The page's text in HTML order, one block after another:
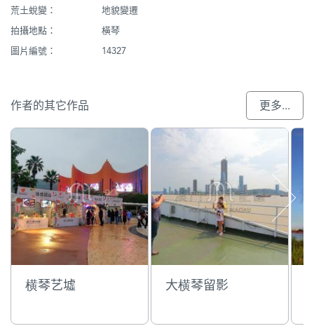
荒土蛻變：
地貌變遷
拍攝地點：
橫琴
圖片編號：
14327
作者的其它作品 更多...
横琴艺墟 大横琴留影